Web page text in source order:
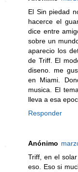
El Sin piedad
hacerce el
dice entre
sobre un
aparecio los
de Triff. El
diseno. me
en Miami.
musica. El
lleva a esa
Responder
Anónimo
Triff, en el
eso. Eso si